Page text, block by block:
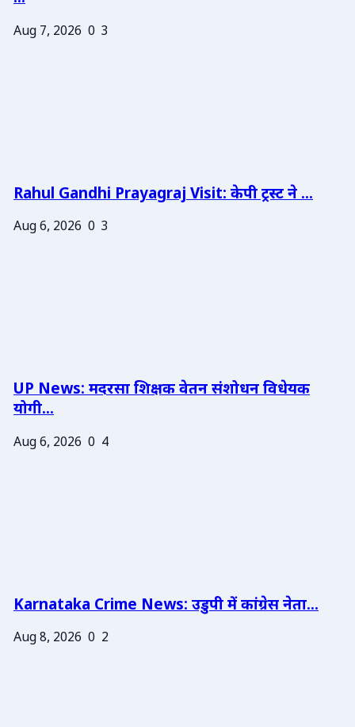
Aug 7, 2026 0 3
Rahul Gandhi Prayagraj Visit: केपी ट्रस्ट ने ...
Aug 6, 2026 0 3
UP News: मदरसा शिक्षक वेतन संशोधन विधेयक
योगी...
Aug 6, 2026 0 4
Karnataka Crime News: उडुपी में कांग्रेस नेता...
Aug 8, 2026 0 2